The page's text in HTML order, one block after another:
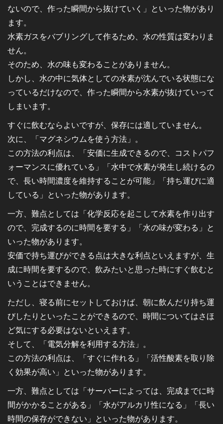
ないので、作った瞬間から抜けていく」といった物があり
ます。
水素ガスをバブリングして作るため、水の性質は変わりま
せん。
そのため、水の味も変わることがありません。
しかし、水の中に気体としての水素が沈んでいる状態にな
っているだけなので、作った瞬間から水素が抜けていって
しまいます。
すぐに飲むならよいですが、保存には適していません。
次に、「マグネシウムを使う方法」。
この方法の利点は、「安価に生成できるので、コストパフ
ォーマンスに優れている」「水中で水素が発生し続けるの
で、長い時間濃度を維持することが可能」「持ち運びに適
している」といった物があります。
一方、難点としては「化学反応を起こして水素を作り出す
ので、完成するのに時間を要する」「水の味が変わる」と
いった物があります。
安価で持ち運びができる点は大きな利点といえますが、生
成に時間を要するので、飲みたいと思った時にすぐ飲むと
いうことはできません。
ただし、寝る前にセットしておけば、朝に飲んだり持ち運
びしたりといったことができるので、時間についてはさほ
ど気にする必要はないといえます。
そして、「電気分解を利用する方法」。
この方法の利点は、「すぐに作れる」「活性酸素を取り除
く効果が高い」といった物があります。
一方、難点としては「サーバーによっては、完成までに時
間がかかることがある」「水がアルカリ性になる」「長い
時間の保存ができない」といった物があります。